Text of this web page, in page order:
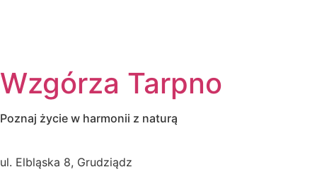
Wzgórza Tarpno
Poznaj życie w harmonii z naturą
ul. Elbląska 8, Grudziądz